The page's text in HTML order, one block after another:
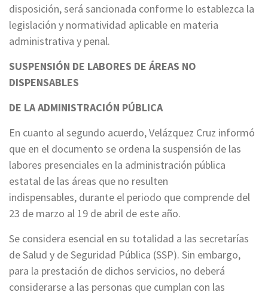
disposición, será sancionada conforme lo establezca la
legislación y normatividad aplicable en materia
administrativa y penal.
SUSPENSIÓN DE LABORES DE ÁREAS NO
DISPENSABLES
DE LA ADMINISTRACIÓN PÚBLICA
En cuanto al segundo acuerdo, Velázquez Cruz informó
que en el documento se ordena la suspensión de las
labores presenciales en la administración pública
estatal de las áreas que no resulten
indispensables, durante el periodo que comprende del
23 de marzo al 19 de abril de este año.
Se considera esencial en su totalidad a las secretarías
de Salud y de Seguridad Pública (SSP). Sin embargo,
para la prestación de dichos servicios, no deberá
considerarse a las personas que cumplan con las